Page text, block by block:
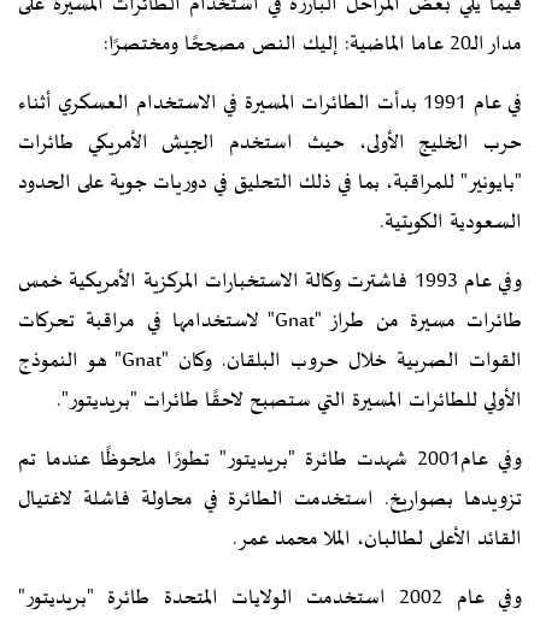
مدار الـ20 عاما الماضية: إليك النص مصححًا ومختصرًا:
في عام 1991 بدأت الطائرات المسيرة في الاستخدام العسكري أثناء
حرب الخليج الأولى، حيث استخدم الجيش الأمريكي طائرات
"بايونير" للمراقبة، بما في ذلك التحليق في دوريات جوية على الحدود
السعودية الكويتية.
وفي عام 1993 فاشترت وكالة الاستخبارات المركزية الأمريكية خمس
طائرات مسيرة من طراز "Gnat" لاستخدامها في مراقبة تحركات
القوات الصربية خلال حروب البلقان. وكان "Gnat" هو النموذج
الأولي للطائرات المسيرة التي ستصبح لاحقًا طائرات "بريديتور".
وفي عام2001 شهدت طائرة "بريديتور" تطورًا ملحوظًا عندما تم
تزويدها بصواريخ. استخدمت الطائرة في محاولة فاشلة لاغتيال
القائد الأعلى لطالبان، الملا محمد عمر.
وفي عام 2002 استخدمت الولايات المتحدة طائرة "بريديتور"